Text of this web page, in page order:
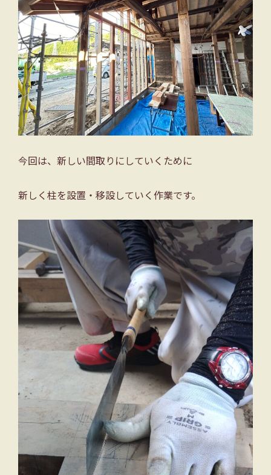
今回は、新しい間取りにしていくために
新しく柱を設置・移設していく作業です。